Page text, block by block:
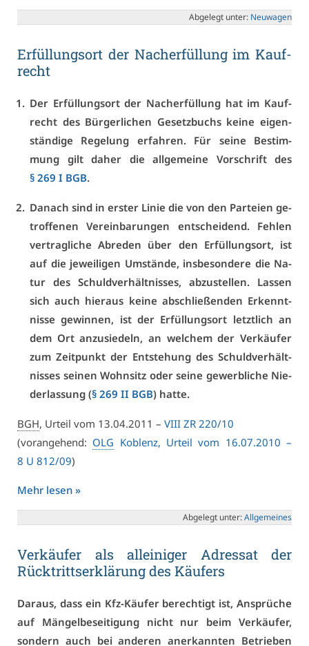
Ab­ge­legt un­ter: Neu­wa­gen
Er­fül­lungs­ort der Nach­er­fül­lung im Kauf­
recht
Der Er­fül­lungs­ort der Nach­er­fül­lung hat im Kauf­
recht des Bür­ger­li­chen Ge­setz­buchs kei­ne ei­gen­
stän­di­ge Re­ge­lung er­fah­ren. Für sei­ne Be­stim­
mung gilt da­her die all­ge­mei­ne Vor­schrift des
§ 269 I BGB.
Da­nach sind in ers­ter Li­nie die von den Par­tei­en ge­
trof­fe­nen Ver­ein­ba­run­gen ent­schei­dend. Feh­len
ver­trag­li­che Ab­re­den über den Er­fül­lungs­ort, ist
auf die je­wei­li­gen Um­stän­de, ins­be­son­de­re die Na­
tur des Schuld­ver­hält­nis­ses, ab­zu­stel­len. Las­sen
sich auch hier­aus kei­ne ab­schlie­ßen­den Er­kennt­
nis­se ge­win­nen, ist der Er­fül­lungs­ort letzt­lich an
dem Ort an­zu­sie­deln, an wel­chem der Ver­käu­fer
zum Zeit­punkt der Ent­ste­hung des Schuld­ver­hält­
nis­ses sei­nen Wohn­sitz oder sei­ne ge­werb­li­che Nie­
der­las­sung (§ 269 II BGB) hat­te.
BGH, Ur­teil vom 13.04.2011 – VI­II ZR 220/10
(vor­an­ge­hend: OLG Ko­blenz, Ur­teil vom 16.07.2010 –
8 U 812/09)
Mehr le­sen »
Ab­ge­legt un­ter:All­ge­mei­nes
Ver­käu­fer als al­lei­ni­ger Adres­sat der
Rück­tritts­er­klä­rung des Käu­fers
Dar­aus, dass ein Kfz-Käu­fer be­rech­tigt ist, An­sprü­che
auf Män­gel­be­sei­ti­gung nicht nur beim Ver­käu­fer,
son­dern auch bei an­de­ren an­er­kann­ten Be­trie­ben